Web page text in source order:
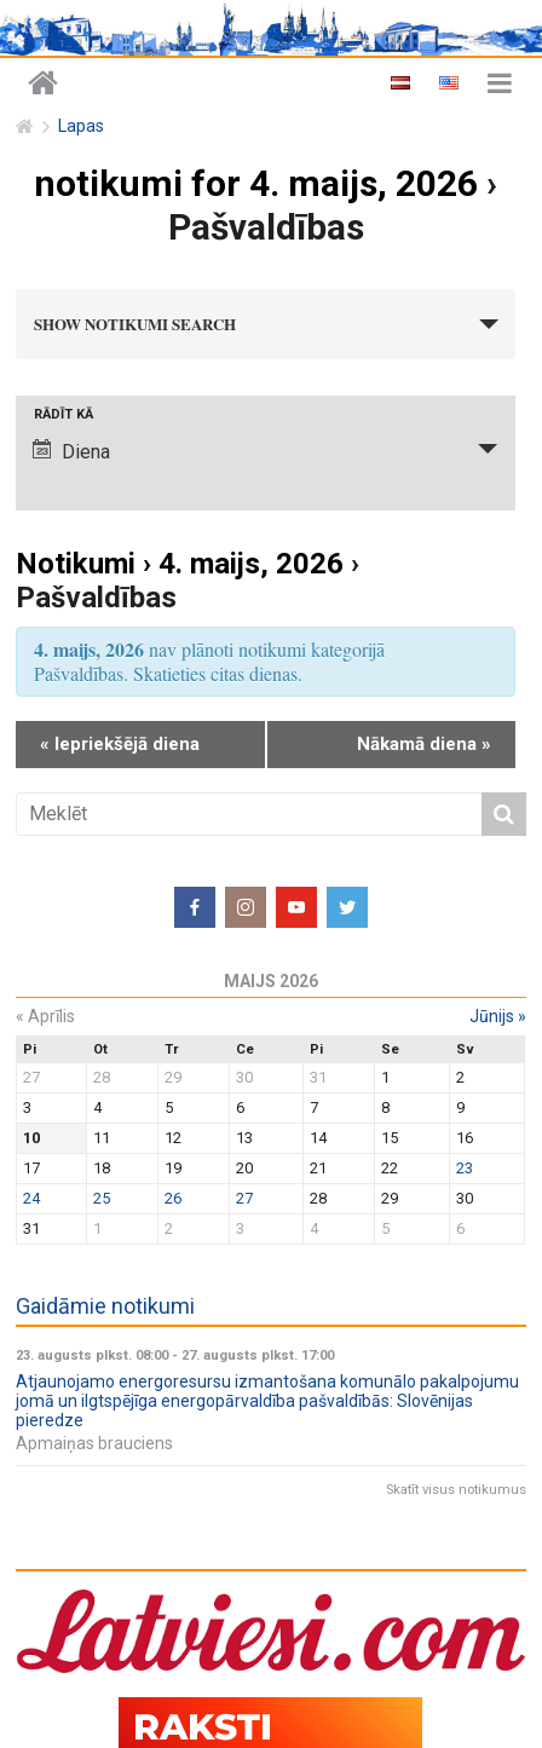
Lapas
notikumi for 4. maijs, 2026 ›
Pašvaldības
i
S
e
a
c
h
a
d
s
N
a
v
g
a
t
n
SHOW NOTIKUMI SEARCH
i
u
m
s
i
e
N
t
i
o
n
RĀDĪT KĀ
Diena
Notikumi › 4. maijs, 2026 ›
Pašvaldības
4. maijs, 2026nav plānoti notikumi kategorijā
Pašvaldības. Skatieties citas dienas.
« Iepriekšējā diena Nākamā diena »
MAIJS 2026
« Aprīlis Jūnijs »
Pi Ot Tr Ce Pi Se Sv
27 28 29 30 31 1
2
3
4 5 6 7 8
9
10
11 12 13 14 15
16
17
18 19 20 21 22
23
24
25 26 27 28 29
30
31
1 2 3 4 5 6
Gaidāmie notikumi
23. augusts plkst. 08:00- 27. augusts plkst. 17:00
Atjaunojamo energoresursu izmantošana komunālo pakalpojumu
jomā un ilgtspējīga energopārvaldība pašvaldībās: Slovēnijas
pieredze
Apmaiņas brauciens
Skatīt visus notikumus